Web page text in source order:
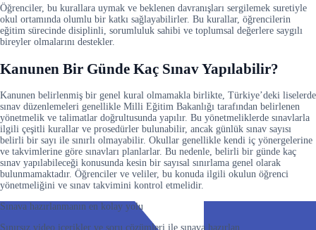
Öğrenciler, bu kurallara uymak ve beklenen davranışları sergilemek suretiyle
okul ortamında olumlu bir katkı sağlayabilirler. Bu kurallar, öğrencilerin
eğitim sürecinde disiplinli, sorumluluk sahibi ve toplumsal değerlere saygılı
bireyler olmalarını destekler.
Kanunen Bir Günde Kaç Sınav Yapılabilir?
Kanunen belirlenmiş bir genel kural olmamakla birlikte, Türkiye’deki liselerde
sınav düzenlemeleri genellikle Milli Eğitim Bakanlığı tarafından belirlenen
yönetmelik ve talimatlar doğrultusunda yapılır. Bu yönetmeliklerde sınavlarla
ilgili çeşitli kurallar ve prosedürler bulunabilir, ancak günlük sınav sayısı
belirli bir sayı ile sınırlı olmayabilir. Okullar genellikle kendi iç yönergelerine
ve takvimlerine göre sınavları planlarlar. Bu nedenle, belirli bir günde kaç
sınav yapılabileceği konusunda kesin bir sayısal sınırlama genel olarak
bulunmamaktadır. Öğrenciler ve veliler, bu konuda ilgili okulun öğrenci
yönetmeliğini ve sınav takvimini kontrol etmelidir.
Sınava hazırlanmanın en kolay yolu
Sınırsız video içerikler ve soru çözümleri ile sınava hazırlan